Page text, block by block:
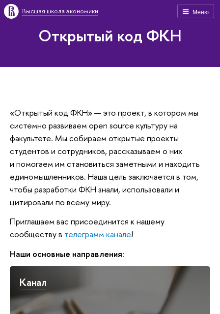
Меню
Высшая школа экономики
Открытый код ФКН
«Открытый код ФКН» — это проект, в котором мы
системно развиваем open source культуру на
факультете. Мы собираем открытые проекты
студентов и сотрудников, рассказываем о них
и помогаем им становиться заметными и находить
единомышленников. Наша цель заключается в том,
чтобы разработки ФКН знали, использовали и
цитировали по всему миру.
Приглашаем вас присоединится к нашему
сообществу в телеграмм канале!
Наши основные направления:
Канал